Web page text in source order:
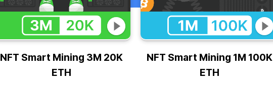
NFT Smart Mining 3M 20K
ETH
NFT Smart Mining 1M 100K
ETH